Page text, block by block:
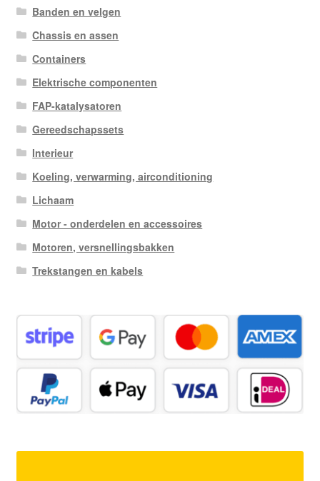
Banden en velgen
Chassis en assen
Containers
Elektrische componenten
FAP-katalysatoren
Gereedschapssets
Interieur
Koeling, verwarming, airconditioning
Lichaam
Motor - onderdelen en accessoires
Motoren, versnellingsbakken
Trekstangen en kabels